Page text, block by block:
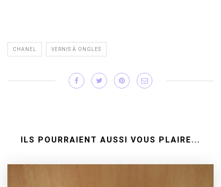
CHANEL VERNIS À ONGLES
ILS POURRAIENT AUSSI VOUS PLAIRE...